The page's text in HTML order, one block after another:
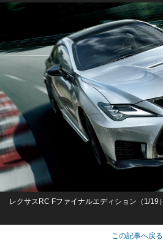
レクサスRC Fファイナルエディション（1/19）
この記事へ戻る